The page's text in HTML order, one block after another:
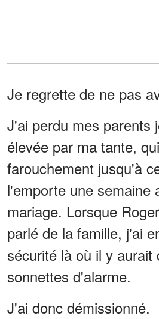
Je regrette de ne pas
J'ai perdu mes parents
élevée par ma tante,
farouchement jusqu'à
l'emporte une semaine
mariage. Lorsque
parlé de la famille, j'ai
sécurité là où il y aurait
sonnettes d'alarme.
J'ai donc démissionné.